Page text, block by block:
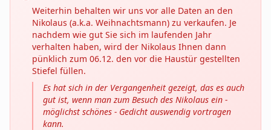
Weiterhin behalten wir uns vor alle Daten an den
Nikolaus (a.k.a. Weihnachtsmann) zu verkaufen. Je
nachdem wie gut Sie sich im laufenden Jahr
verhalten haben, wird der Nikolaus Ihnen dann
pünklich zum 06.12. den vor die Haustür gestellten
Stiefel füllen.
Es hat sich in der Vergangenheit gezeigt, das es auch
gut ist, wenn man zum Besuch des Nikolaus ein -
möglichst schönes - Gedicht auswendig vortragen
kann.